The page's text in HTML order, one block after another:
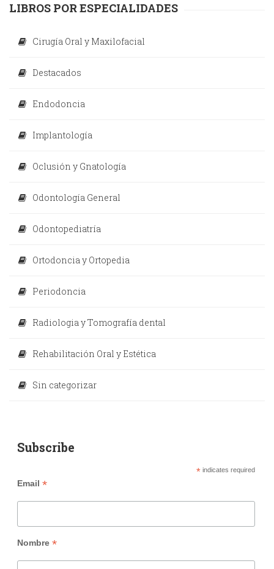
LIBROS POR ESPECIALIDADES
Cirugía Oral y Maxilofacial
Destacados
Endodoncia
Implantología
Oclusión y Gnatología
Odontología General
Odontopediatría
Ortodoncia y Ortopedia
Periodoncia
Radiologia y Tomografía dental
Rehabilitación Oral y Estética
Sin categorizar
Subscribe
*indicates required
Email *
Nombre *